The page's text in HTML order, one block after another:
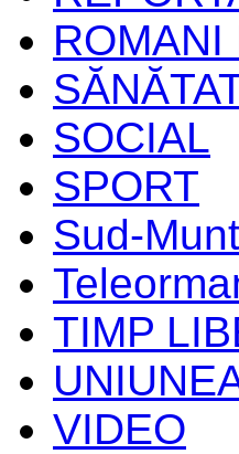
ROMANI
SOCIAL
SPORT
Sud-
TIMP
VIDEO